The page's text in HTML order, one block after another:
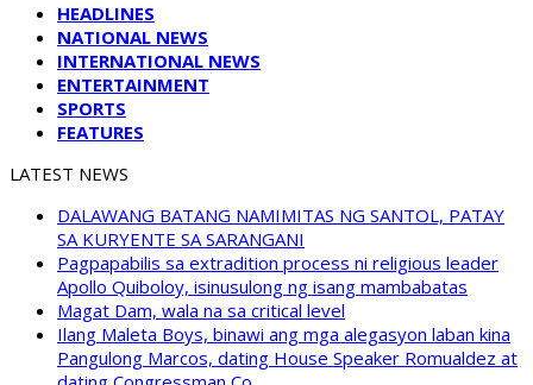
HEADLINES
NATIONAL NEWS
INTERNATIONAL NEWS
ENTERTAINMENT
SPORTS
FEATURES
LATEST NEWS
DALAWANG BATANG NAMIMITAS NG SANTOL, PATAY
SA KURYENTE SA SARANGANI
Pagpapabilis sa extradition process ni religious leader
Apollo Quiboloy, isinusulong ng isang mambabatas
Magat Dam, wala na sa critical level
Ilang Maleta Boys, binawi ang mga alegasyon laban kina
Pangulong Marcos, dating House Speaker Romualdez at